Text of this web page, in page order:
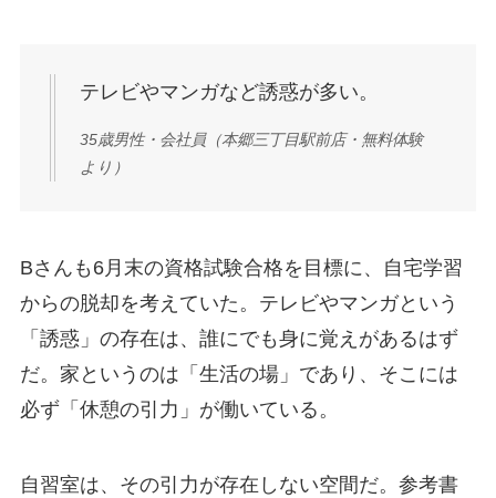
テレビやマンガなど誘惑が多い。
35歳男性・会社員（本郷三丁目駅前店・無料体験
より）
Bさんも6月末の資格試験合格を目標に、自宅学習
からの脱却を考えていた。テレビやマンガという
「誘惑」の存在は、誰にでも身に覚えがあるはず
だ。家というのは「生活の場」であり、そこには
必ず「休憩の引力」が働いている。
自習室は、その引力が存在しない空間だ。参考書